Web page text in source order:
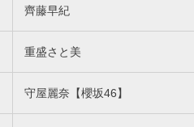
齊藤早紀
重盛さと美
守屋麗奈【櫻坂46】